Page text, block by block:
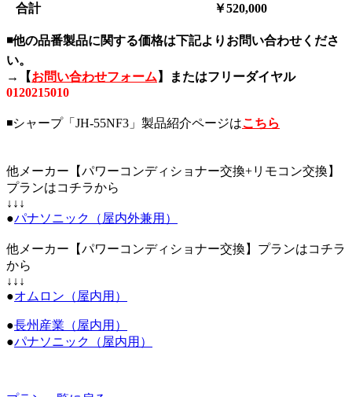
合計 ￥520,000
◾️他の品番製品に関する価格は下記よりお問い合わせくださ
い。
→【お問い合わせフォーム 】またはフリーダイヤル
0120215010
◾️シャープ「JH-55NF3 」 製品紹介ページはこちら
他メーカー【パワーコンディショナー交換+リモコン交換】
プランはコチラから
↓↓↓
●パナソニック（屋内外兼用）
他メーカー【パワーコンディショナー交換】プランはコチラ
から
↓↓↓
●オムロン （屋内用）
●長州産業 （屋内用）
●パナソニック（屋内用）